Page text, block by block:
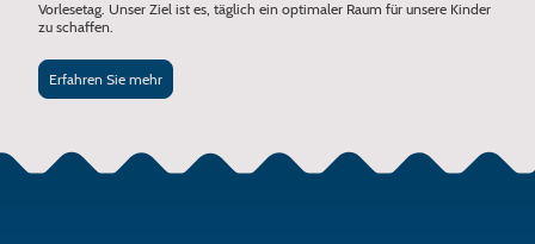
Vorlesetag. Unser Ziel ist es, täglich ein optimaler Raum für unsere Kinder
zu schaffen.
Erfahren Sie mehr